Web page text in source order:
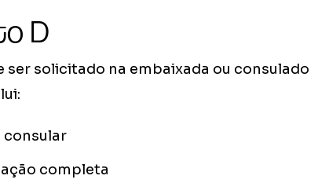
D
ser solicitado na embaixada ou consulado
consular
completa